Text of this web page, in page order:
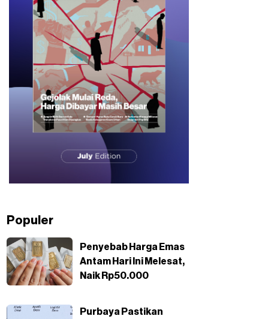
Populer
Penyebab Harga Emas
Antam Hari Ini Melesat,
Naik Rp50.000
Purbaya Pastikan